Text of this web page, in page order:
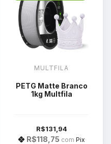
MULTFILA
PETG Matte Branco
1kg Multfila
R$131,94
R$118,75 com Pix